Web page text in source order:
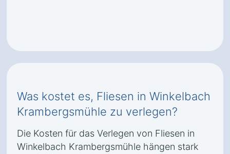
Was kostet es, Fliesen in Winkelbach
Krambergsmühle zu verlegen?
Die Kosten für das Verlegen von Fliesen in
Winkelbach Krambergsmühle hängen stark